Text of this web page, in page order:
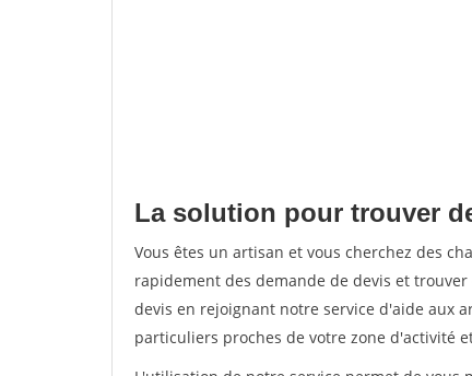
La solution pour trouver
Vous êtes un artisan et vous cherchez des
rapidement des demande de devis et
devis en rejoignant notre service d'aide aux
particuliers proches de votre zone d'activité